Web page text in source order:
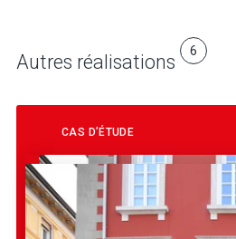
Autres réalisations 6
CAS D’ÉTUDE